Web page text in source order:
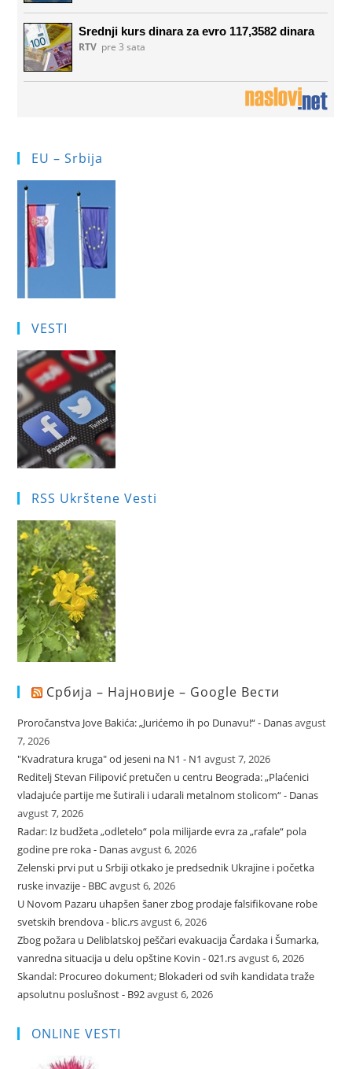
EU – Srbija
VESTI
RSS Ukrštene Vesti
Србија – Најновије – Google Вести
Proročanstva Jove Bakića: „Jurićemo ih po Dunavu!“ - Danasavgust
7, 2026
"Kvadratura kruga" od jeseni na N1 - N1 avgust 7, 2026
Reditelj Stevan Filipović pretučen u centru Beograda: „Plaćenici
vladajuće partije me šutirali i udarali metalnom stolicom“ - Danas
avgust 7, 2026
Radar: Iz budžeta „odletelo“ pola milijarde evra za „rafale“ pola
godine pre roka - Danasavgust 6, 2026
Zelenski prvi put u Srbiji otkako je predsednik Ukrajine i početka
ruske invazije - BBCavgust 6, 2026
U Novom Pazaru uhapšen šaner zbog prodaje falsifikovane robe
svetskih brendova - blic.rsavgust 6, 2026
Zbog požara u Deliblatskoj peščari evakuacija Čardaka i Šumarka,
vanredna situacija u delu opštine Kovin - 021.rsavgust 6, 2026
Skandal: Procureo dokument; Blokaderi od svih kandidata traže
apsolutnu poslušnost - B92avgust 6, 2026
ONLINE VESTI